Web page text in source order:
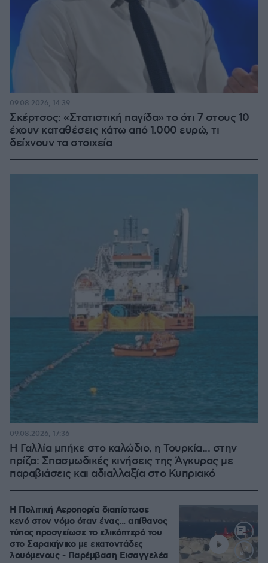
Σκέρτσος: «Στατιστική παγίδα» το ότι 7 στους 10
έχουν καταθέσεις κάτω από 1.000 ευρώ, τι
δείχνουν τα στοιχεία
09.08.2026, 14:39
Η Γαλλία μπήκε στο καλώδιο, η Τουρκία... στην
πρίζα: Σπασμωδικές κινήσεις της Άγκυρας με
παραβιάσεις και αδιαλλαξία στο Κυπριακό
09.08.2026, 17:36
Η Πολιτική Αεροπορία διαπίστωσε
κενό στον νόμο όταν ένας... απίθανος
τύπος προσγείωσε το ελικόπτερό του
στο Σαρακήνικο με εκατοντάδες
λουόμενους - Παρέμβαση Εισαγγελέα